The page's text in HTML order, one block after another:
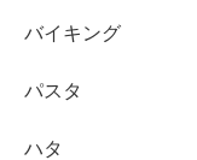
バイキング
パスタ
ハタ